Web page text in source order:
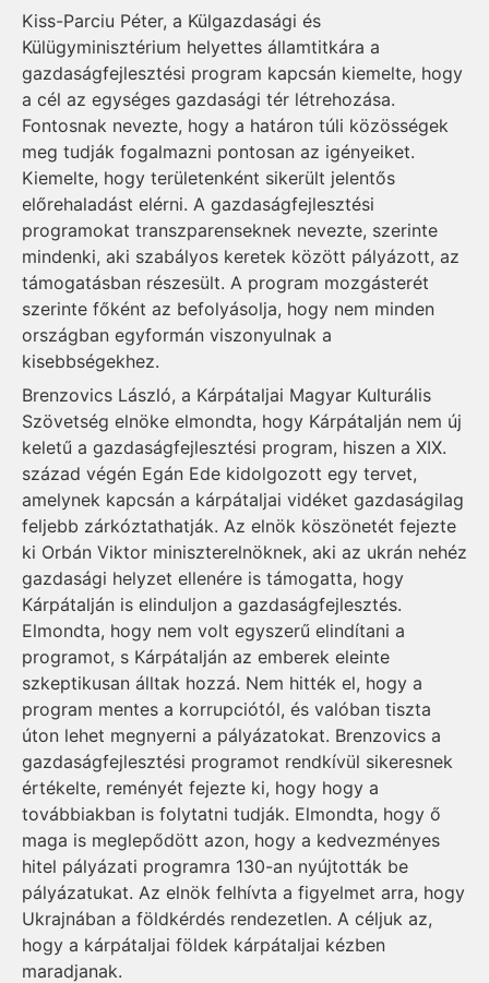
Kiss-Parciu Péter, a Külgazdasági és
Külügyminisztérium helyettes államtitkára a
gazdaságfejlesztési program kapcsán kiemelte, hogy
a cél az egységes gazdasági tér létrehozása.
Fontosnak nevezte, hogy a határon túli közösségek
meg tudják fogalmazni pontosan az igényeiket.
Kiemelte, hogy területenként sikerült jelentős
előrehaladást elérni. A gazdaságfejlesztési
programokat transzparenseknek nevezte, szerinte
mindenki, aki szabályos keretek között pályázott, az
támogatásban részesült. A program mozgásterét
szerinte főként az befolyásolja, hogy nem minden
országban egyformán viszonyulnak a
kisebbségekhez.
Brenzovics László, a Kárpátaljai Magyar Kulturális
Szövetség elnöke elmondta, hogy Kárpátalján nem új
keletű a gazdaságfejlesztési program, hiszen a XIX.
század végén Egán Ede kidolgozott egy tervet,
amelynek kapcsán a kárpátaljai vidéket gazdaságilag
feljebb zárkóztathatják. Az elnök köszönetét fejezte
ki Orbán Viktor miniszterelnöknek, aki az ukrán nehéz
gazdasági helyzet ellenére is támogatta, hogy
Kárpátalján is elinduljon a gazdaságfejlesztés.
Elmondta, hogy nem volt egyszerű elindítani a
programot, s Kárpátalján az emberek eleinte
szkeptikusan álltak hozzá. Nem hitték el, hogy a
program mentes a korrupciótól, és valóban tiszta
úton lehet megnyerni a pályázatokat. Brenzovics a
gazdaságfejlesztési programot rendkívül sikeresnek
értékelte, reményét fejezte ki, hogy hogy a
továbbiakban is folytatni tudják. Elmondta, hogy ő
maga is meglepődött azon, hogy a kedvezményes
hitel pályázati programra 130-an nyújtották be
pályázatukat. Az elnök felhívta a figyelmet arra, hogy
Ukrajnában a földkérdés rendezetlen. A céljuk az,
hogy a kárpátaljai földek kárpátaljai kézben
maradjanak.